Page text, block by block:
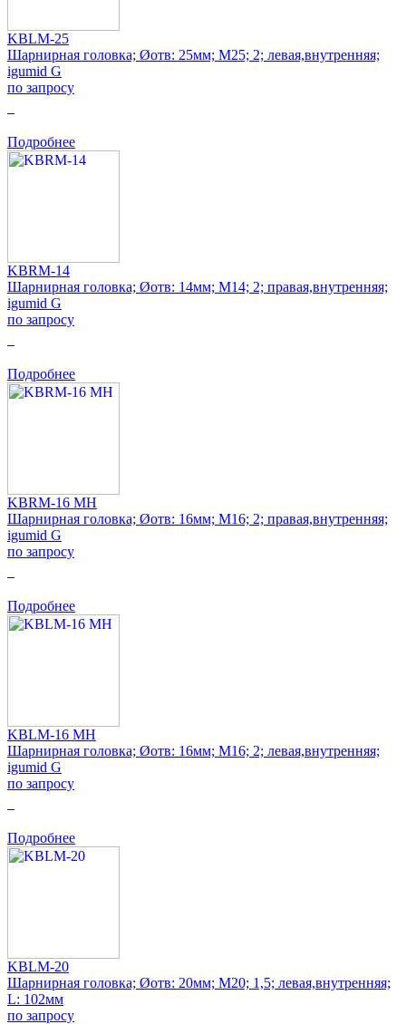
KBLM-25
Шарнирная головка; Øотв: 25мм; M25; 2; левая,внутренняя;
igumid G
по запросу
Подробнее
KBRM-14
Шарнирная головка; Øотв: 14мм; M14; 2; правая,внутренняя;
igumid G
по запросу
Подробнее
KBRM-16 MH
Шарнирная головка; Øотв: 16мм; M16; 2; правая,внутренняя;
igumid G
по запросу
Подробнее
KBLM-16 MH
Шарнирная головка; Øотв: 16мм; M16; 2; левая,внутренняя;
igumid G
по запросу
Подробнее
KBLM-20
Шарнирная головка; Øотв: 20мм; M20; 1,5; левая,внутренняя;
L: 102мм
по запросу